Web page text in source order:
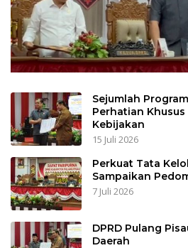
Sejumlah
Perhatian
Kebijakan
15 Juli 2026
Perkuat Tata
Sampaikan
7 Juli 2026
DPRD Pulang
Daerah